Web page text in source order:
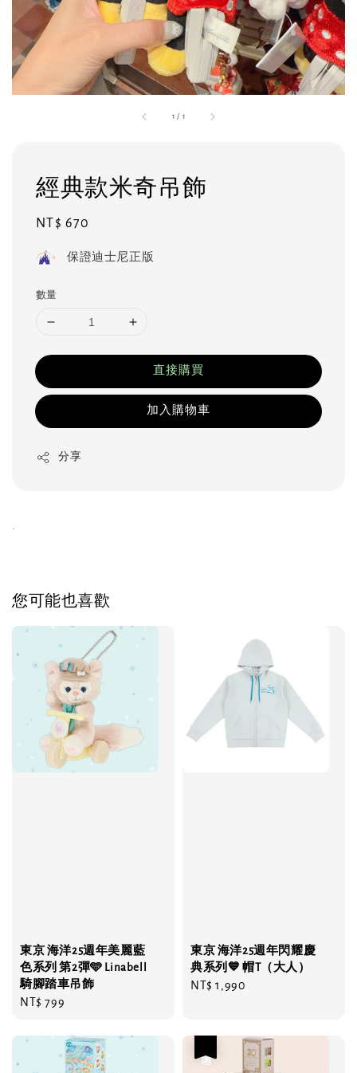
1 / 1
經典款米奇吊飾
Regular
NT$ 670
保證迪士尼正版
數量
直接購買
加入購物車
分享
.
您可能也喜歡
東京 海洋25週年美麗藍
色系列 第2彈🩵 Linabell
騎腳踏車吊飾
Regular
NT$ 799
東京 海洋25週年閃耀慶
典系列💙 帽T（大人）
Regular
NT$ 1,990